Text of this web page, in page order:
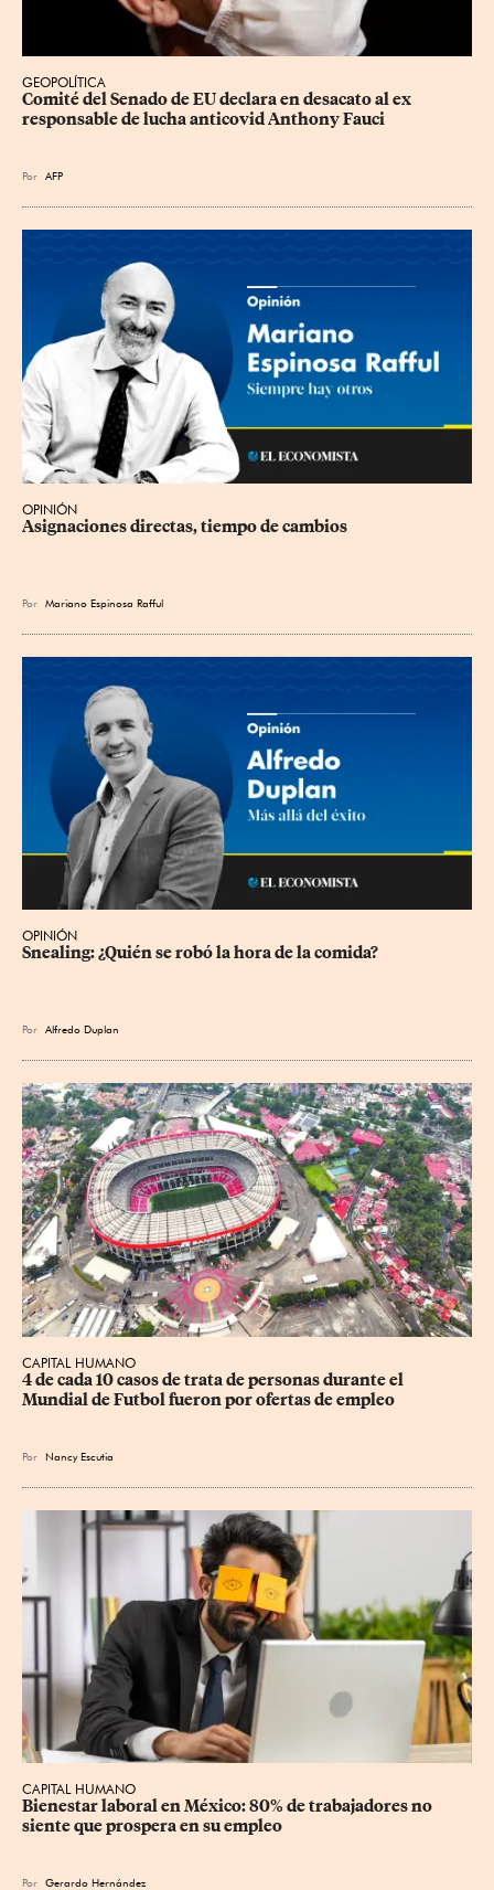
GEOPOLÍTICA
Comité del Senado de EU declara en desacato al ex
responsable de lucha anticovid Anthony Fauci
Por AFP
OPINIÓN
Asignaciones directas, tiempo de cambios
Por Mariano Espinosa Rafful
OPINIÓN
Snealing: ¿Quién se robó la hora de la comida?
Por Alfredo Duplan
CAPITAL HUMANO
4 de cada 10 casos de trata de personas durante el
Mundial de Futbol fueron por ofertas de empleo
Por Nancy Escutia
CAPITAL HUMANO
Bienestar laboral en México: 80% de trabajadores no
siente que prospera en su empleo
Por Gerardo Hernández